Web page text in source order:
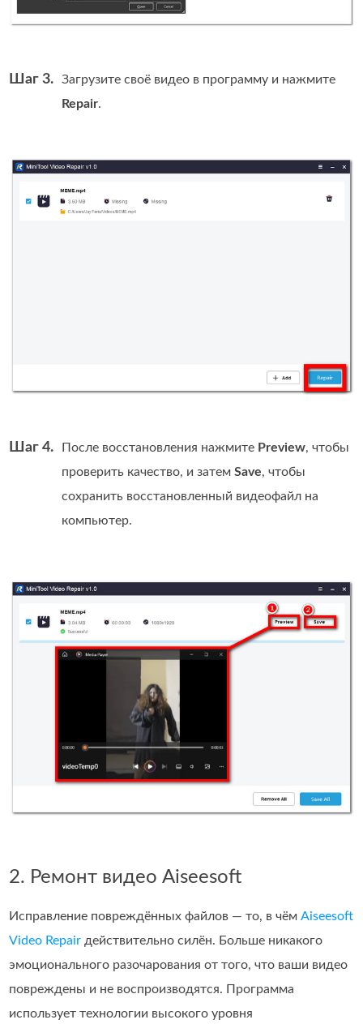
Шаг 3.
Загрузите своё видео в программу и нажмите
Repair.
Шаг 4. После восстановления нажмите Preview, чтобы
проверить качество, и затемSave, чтобы
сохранить восстановленный видеофайл на
компьютер.
2. Ремонт видео Aiseesoft
Исправление повреждённых файлов — то, в чёмAiseesoft
Video Repair действительно силён. Больше никакого
эмоционального разочарования от того, что ваши видео
повреждены и не воспроизводятся. Программа
использует технологии высокого уровня